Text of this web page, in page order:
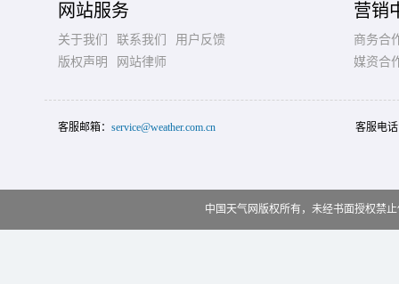
网站服务
关于我们 联系我们
用户反馈
版权声明
网站律师
营销
商务合
媒资合
客服邮箱： service@weather.com.cn 客服电
中国天气网版权所有，未经书面授权